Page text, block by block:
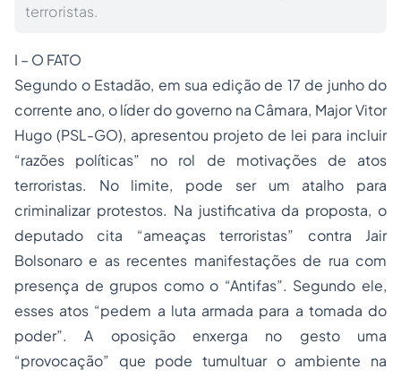
terroristas.
I – O FATO
Segundo o Estadão, em sua edição de 17 de junho do
corrente ano, o líder do governo na Câmara, Major Vitor
Hugo (PSL-GO), apresentou projeto de lei para incluir
“razões políticas” no rol de motivações de atos
terroristas. No limite, pode ser um atalho para
criminalizar protestos. Na justificativa da proposta, o
deputado cita “ameaças terroristas” contra Jair
Bolsonaro e as recentes manifestações de rua com
presença de grupos como o “Antifas”. Segundo ele,
esses atos “pedem a luta armada para a tomada do
poder”. A oposição enxerga no gesto uma
“provocação” que pode tumultuar o ambiente na